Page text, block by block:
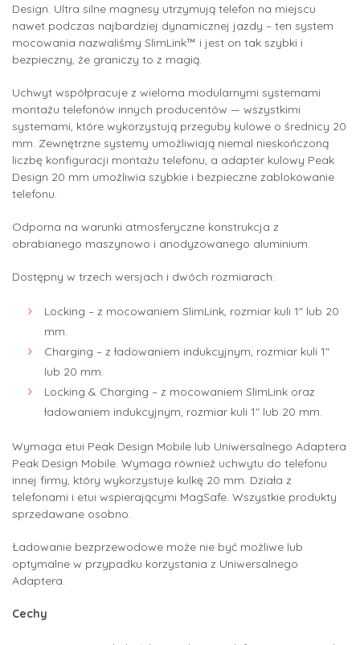
Design. Ultra silne magnesy utrzymują telefon na miejscu
nawet podczas najbardziej dynamicznej jazdy – ten system
mocowania nazwaliśmy SlimLink™ i jest on tak szybki i
bezpieczny, że graniczy to z magią.
Uchwyt współpracuje z wieloma modularnymi systemami
montażu telefonów innych producentów — wszystkimi
systemami, które wykorzystują przeguby kulowe o średnicy 20
mm. Zewnętrzne systemy umożliwiają niemal nieskończoną
liczbę konfiguracji montażu telefonu, a adapter kulowy Peak
Design 20 mm umożliwia szybkie i bezpieczne zablokowanie
telefonu.
Odporna na warunki atmosferyczne konstrukcja z
obrabianego maszynowo i anodyzowanego aluminium.
Dostępny w trzech wersjach i dwóch rozmiarach:
Locking – z mocowaniem SlimLink, rozmiar kuli 1″ lub 20
mm.
Charging – z ładowaniem indukcyjnym, rozmiar kuli 1″
lub 20 mm.
Locking & Charging – z mocowaniem SlimLink oraz
ładowaniem indukcyjnym, rozmiar kuli 1″ lub 20 mm.
Wymaga etui Peak Design Mobile lub Uniwersalnego Adaptera
Peak Design Mobile. Wymaga również uchwytu do telefonu
innej firmy, który wykorzystuje kulkę 20 mm. Działa z
telefonami i etui wspierającymi MagSafe. Wszystkie produkty
sprzedawane osobno.
Ładowanie bezprzewodowe może nie być możliwe lub
optymalne w przypadku korzystania z Uniwersalnego
Adaptera.
Cechy